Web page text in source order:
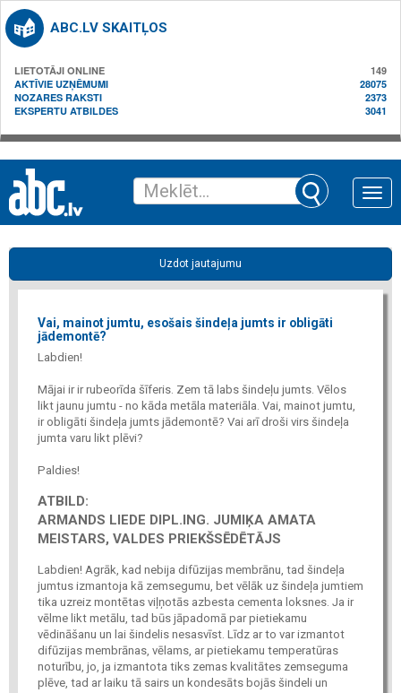
ABC.LV SKAITĻOS
LIETOTĀJI ONLINE
149
AKTĪVIE UZŅĒMUMI
28075
NOZARES RAKSTI
2373
EKSPERTU ATBILDES
3041
Toggle
Uzdot jautajumu
Vai, mainot jumtu, esošais šindeļa jumts ir obligāti
jādemontē?
Labdien!
Mājai ir ir rubeorīda šīferis. Zem tā labs šindeļu jumts. Vēlos
likt jaunu jumtu - no kāda metāla materiāla. Vai, mainot jumtu,
ir obligāti šindeļa jumts jādemontē? Vai arī droši virs šindeļa
jumta varu likt plēvi?
Paldies!
ATBILD:
ARMANDS LIEDE DIPL.ING. JUMIĶA AMATA
MEISTARS, VALDES PRIEKŠSĒDĒTĀJS
Labdien! Agrāk, kad nebija difūzijas membrānu, tad šindeļa
jumtus izmantoja kā zemsegumu, bet vēlāk uz šindeļa jumtiem
tika uzreiz montētas viļņotās azbesta cementa loksnes. Ja ir
vēlme likt metālu, tad būs jāpadomā par pietiekamu
vēdināšanu un lai šindelis nesasvīst. Līdz ar to var izmantot
difūzijas membrānas, vēlams, ar pietiekamu temperatūras
noturību, jo, ja izmantota tiks zemas kvalitātes zemseguma
plēve, tad ar laiku tā sairs un kondesāts bojās šindeli un